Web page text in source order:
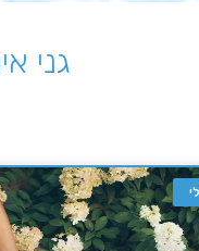
גני